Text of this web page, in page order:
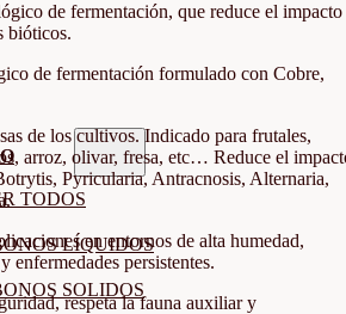
TODOS
LÍQUIDOS
SOLIDOS
de fermentación, que reduce el impacto
bióticos.
de fermentación formulado con Cobre,
de los cultivos. Indicado para frutales,
arroz, olivar, fresa, etc… Reduce el
Pyricularia, Antracnosis, Alternaria,
en entornos de alta humedad,
enfermedades persistentes.
respeta la fauna auxiliar y